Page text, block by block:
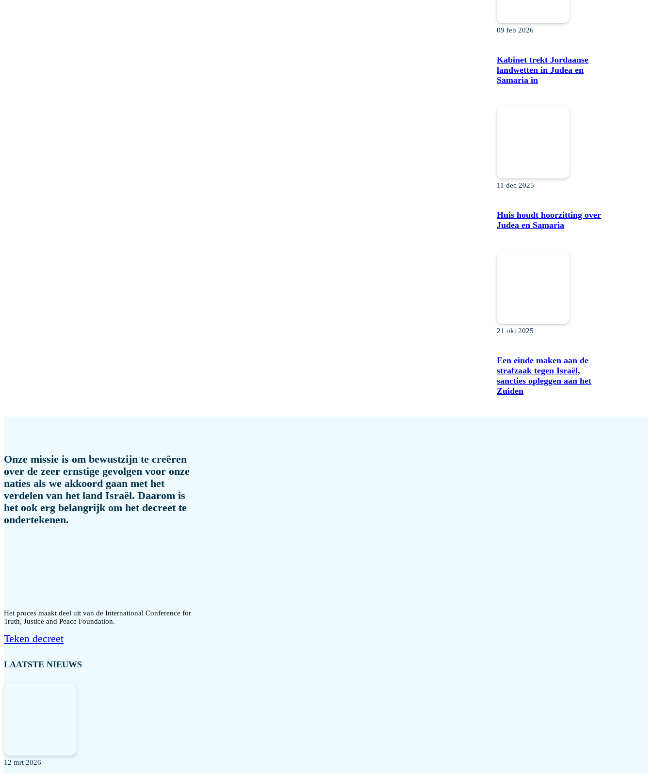
09 feb 2026
Kabinet trekt Jordaanse
landwetten in Judea en
Samaria in
11 dec 2025
Huis houdt hoorzitting over
Judea en Samaria
21 okt 2025
Een einde maken aan de
strafzaak tegen Israël,
sancties opleggen aan het
Zuiden
Onze missie is om bewustzijn te creëren
over de zeer ernstige gevolgen voor onze
naties als we akkoord gaan met het
verdelen van het land Israël. Daarom is
het ook erg belangrijk om het decreet te
ondertekenen.
Het proces maakt deel uit van de International Conference for
Truth, Justice and Peace Foundation.
Teken decreet
LAATSTE NIEUWS
12 mrt 2026